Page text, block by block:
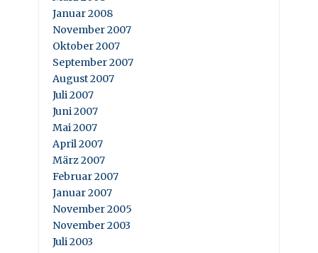
Januar 2008
November 2007
Oktober 2007
September 2007
August 2007
Juli 2007
Juni 2007
Mai 2007
April 2007
März 2007
Februar 2007
Januar 2007
November 2005
November 2003
Juli 2003